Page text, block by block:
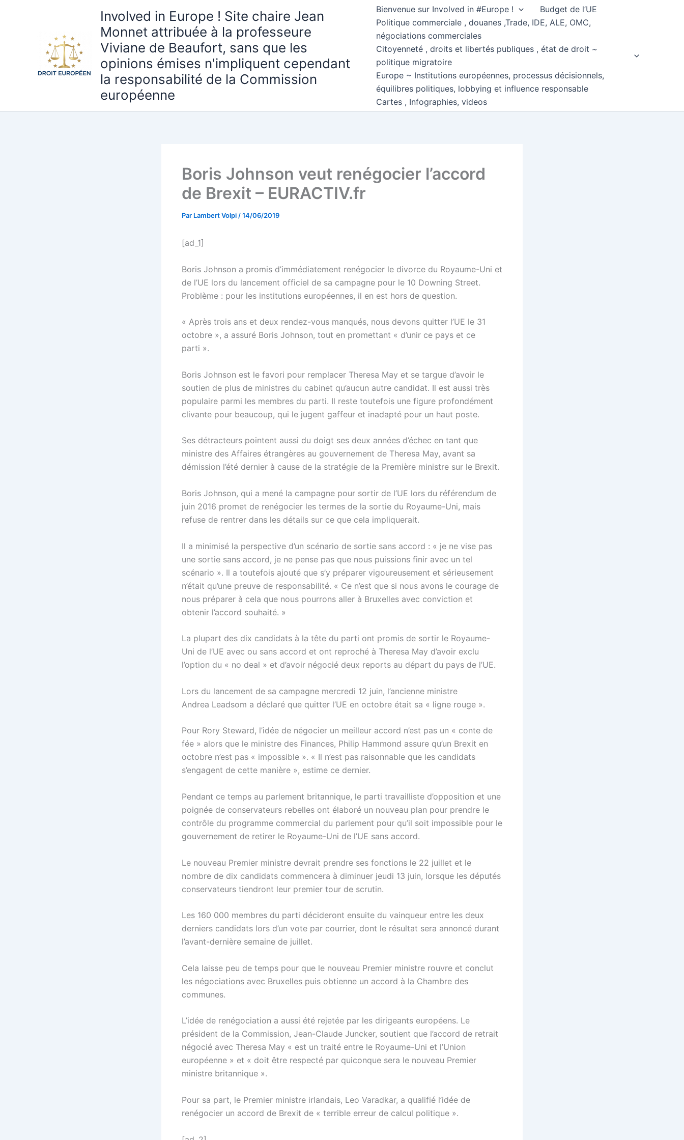
Involved in Europe ! Site chaire Jean
Monnet attribuée à la professeure
Viviane de Beaufort, sans que les
opinions émises n'impliquent cependant
la responsabilité de la Commission
européenne
Bienvenue sur Involved in #Europe !
Budget de l’UE
Politique commerciale , douanes ,Trade, IDE, ALE, OMC,
négociations commerciales
Citoyenneté , droits et libertés publiques , état de droit ~
politique migratoire
Europe ~ Institutions européennes, processus décisionnels,
équilibres politiques, lobbying et influence responsable
Cartes , Infographies, videos
Boris Johnson veut renégocier l’accord
de Brexit – EURACTIV.fr
Par Lambert Volpi /14/06/2019
[ad_1]
Boris Johnson a promis d’immédiatement renégocier le divorce du Royaume-Uni et
de l’UE lors du lancement officiel de sa campagne pour le 10 Downing Street.
Problème : pour les institutions européennes, il en est hors de question.
« Après trois ans et deux rendez-vous manqués, nous devons quitter l’UE le 31
octobre », a assuré Boris Johnson, tout en promettant « d’unir ce pays et ce
parti ».
Boris Johnson est le favori pour remplacer Theresa May et se targue d’avoir le
soutien de plus de ministres du cabinet qu’aucun autre candidat. Il est aussi très
populaire parmi les membres du parti. Il reste toutefois une figure profondément
clivante pour beaucoup, qui le jugent gaffeur et inadapté pour un haut poste.
Ses détracteurs pointent aussi du doigt ses deux années d’échec en tant que
ministre des Affaires étrangères au gouvernement de Theresa May, avant sa
démission l’été dernier à cause de la stratégie de la Première ministre sur le Brexit.
Boris Johnson, qui a mené la campagne pour sortir de l’UE lors du référendum de
juin 2016 promet de renégocier les termes de la sortie du Royaume-Uni, mais
refuse de rentrer dans les détails sur ce que cela impliquerait.
Il a minimisé la perspective d’un scénario de sortie sans accord : « je ne vise pas
une sortie sans accord, je ne pense pas que nous puissions finir avec un tel
scénario ». Il a toutefois ajouté que s’y préparer vigoureusement et sérieusement
n’était qu’une preuve de responsabilité. « Ce n’est que si nous avons le courage de
nous préparer à cela que nous pourrons aller à Bruxelles avec conviction et
obtenir l’accord souhaité. »
La plupart des dix candidats à la tête du parti ont promis de sortir le Royaume-
Uni de l’UE avec ou sans accord et ont reproché à Theresa May d’avoir exclu
l’option du « no deal » et d’avoir négocié deux reports au départ du pays de l’UE.
Lors du lancement de sa campagne mercredi 12 juin, l’ancienne ministre
Andrea Leadsom a déclaré que quitter l’UE en octobre était sa « ligne rouge ».
Pour Rory Steward, l’idée de négocier un meilleur accord n’est pas un « conte de
fée » alors que le ministre des Finances, Philip Hammond assure qu’un Brexit en
octobre n’est pas « impossible ». « Il n’est pas raisonnable que les candidats
s’engagent de cette manière », estime ce dernier.
Pendant ce temps au parlement britannique, le parti travailliste d’opposition et une
poignée de conservateurs rebelles ont élaboré un nouveau plan pour prendre le
contrôle du programme commercial du parlement pour qu’il soit impossible pour le
gouvernement de retirer le Royaume-Uni de l’UE sans accord.
Le nouveau Premier ministre devrait prendre ses fonctions le 22 juillet et le
nombre de dix candidats commencera à diminuer jeudi 13 juin, lorsque les députés
conservateurs tiendront leur premier tour de scrutin.
Les 160 000 membres du parti décideront ensuite du vainqueur entre les deux
derniers candidats lors d’un vote par courrier, dont le résultat sera annoncé durant
l’avant-dernière semaine de juillet.
Cela laisse peu de temps pour que le nouveau Premier ministre rouvre et conclut
les négociations avec Bruxelles puis obtienne un accord à la Chambre des
communes.
L’idée de renégociation a aussi été rejetée par les dirigeants européens. Le
président de la Commission, Jean-Claude Juncker, soutient que l’accord de retrait
négocié avec Theresa May « est un traité entre le Royaume-Uni et l’Union
européenne » et « doit être respecté par quiconque sera le nouveau Premier
ministre britannique ».
Pour sa part, le Premier ministre irlandais, Leo Varadkar, a qualifié l’idée de
renégocier un accord de Brexit de « terrible erreur de calcul politique ».